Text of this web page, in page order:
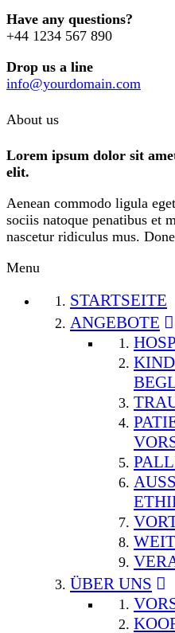
Have any questions?
+44 1234 567 890
Drop us a line
info@yourdomain.com
About us
Lorem ipsum dolor sit
elit.
Aenean commodo ligula
sociis natoque penatibus et
nascetur ridiculus mus.
Menu
STARTSEITE
ANGEBOTE
ÜBER UNS